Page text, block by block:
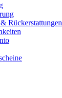
Rückerstattungen